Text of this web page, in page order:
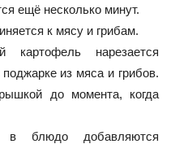
ещё несколько минут.
к мясу и грибам.
нарезается
из мяса и грибов.
до момента, когда
блюдо добавляются